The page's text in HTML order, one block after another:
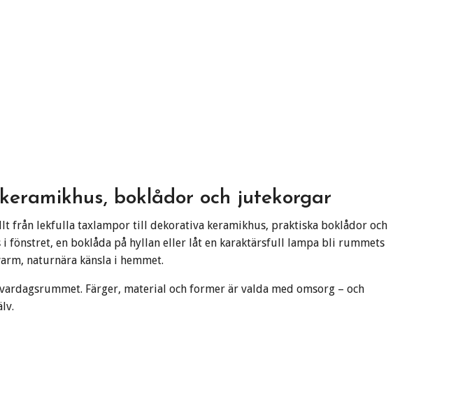
boklådor och jutekorgar
från lekfulla taxlampor till dekorativa keramikhus, praktiska boklådor och
fönstret, en boklåda på hyllan eller låt en karaktärsfull lampa bli rummets
naturnära känsla i hemmet.
Färger, material och former är valda med omsorg – och